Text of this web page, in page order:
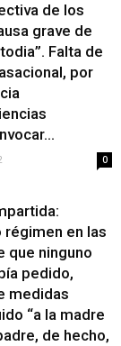
de los
grave de
Falta de
por
0
en las
que ninguno
pedido,
medidas
“a la madre
de hecho,